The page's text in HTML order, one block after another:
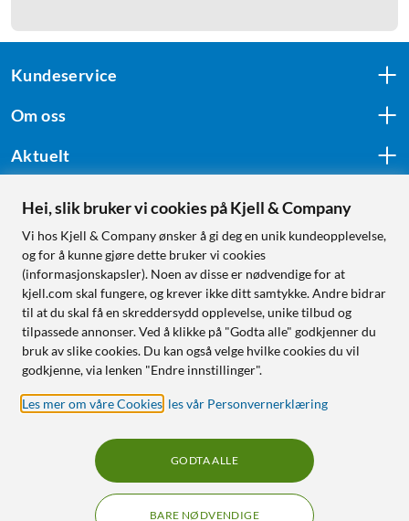
Kundeservice
Om oss
Aktuelt
Følg oss
Handle fra:
Sverige
Norge
Hei, slik bruker vi cookies på Kjell & Company
Vi hos Kjell & Company ønsker å gi deg en unik kundeopplevelse,
og for å kunne gjøre dette bruker vi cookies
(informasjonskapsler). Noen av disse er nødvendige for at
kjell.com skal fungere, og krever ikke ditt samtykke. Andre bidrar
til at du skal få en skreddersydd opplevelse, unike tilbud og
tilpassede annonser. Ved å klikke på "Godta alle" godkjenner du
bruk av slike cookies. Du kan også velge hvilke cookies du vil
godkjenne, via lenken "Endre innstillinger".
Les mer om våre Cookies les vår Personvernerklæring
BARE NØDVENDIGE
GODTA ALLE